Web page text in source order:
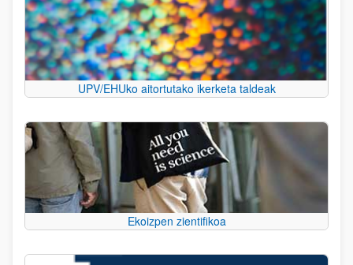
UPV/EHUko aitortutako ikerketa taldeak
Ekoizpen zientifikoa